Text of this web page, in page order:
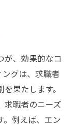
が、効果的なコ
グは、求職者
果たします。
求職者のニーズ
。例えば、エン